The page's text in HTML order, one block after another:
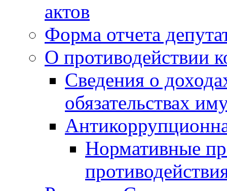
актов
Форма отчета
О противодействии
Сведения о
обязательствах
Нормативные